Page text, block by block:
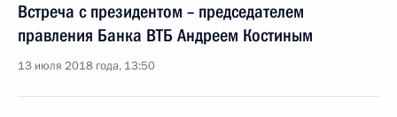
Встреча с президентом – председателем
правления Банка ВТБ Андреем Костиным
13 июля 2018 года, 13:50